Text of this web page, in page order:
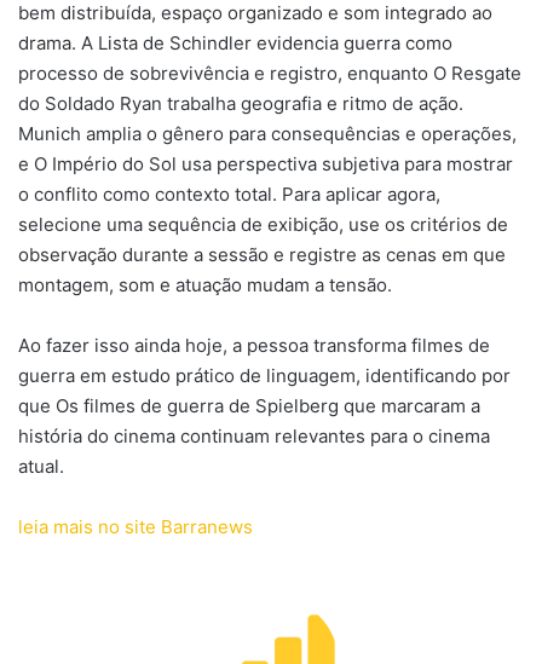
bem distribuída, espaço organizado e som integrado ao
drama. A Lista de Schindler evidencia guerra como
processo de sobrevivência e registro, enquanto O Resgate
do Soldado Ryan trabalha geografia e ritmo de ação.
Munich amplia o gênero para consequências e operações,
e O Império do Sol usa perspectiva subjetiva para mostrar
o conflito como contexto total. Para aplicar agora,
selecione uma sequência de exibição, use os critérios de
observação durante a sessão e registre as cenas em que
montagem, som e atuação mudam a tensão.
Ao fazer isso ainda hoje, a pessoa transforma filmes de
guerra em estudo prático de linguagem, identificando por
que Os filmes de guerra de Spielberg que marcaram a
história do cinema continuam relevantes para o cinema
atual.
leia mais no site Barranews